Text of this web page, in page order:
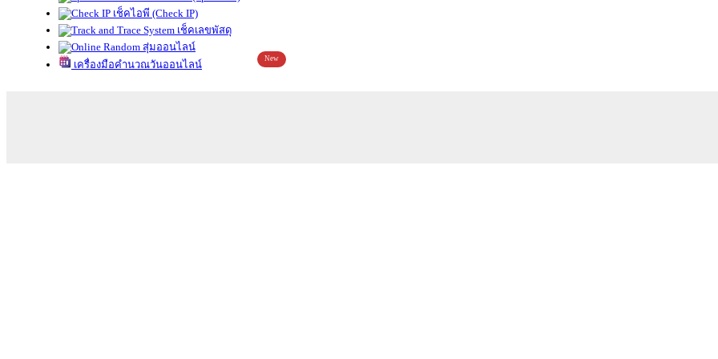
เช็คไอพี (Check IP)
เช็คเลขพัสดุ
สุ่มออนไลน์
เครื่องมือคำนวณวันออนไลน์
New